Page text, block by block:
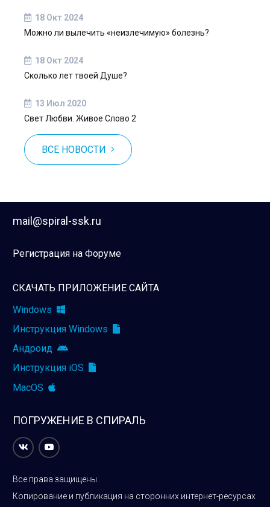
18 Окт 2024
Можно ли вылечить «неизлечимую» болезнь?
18 Окт 2024
Сколько лет твоей Душе?
13 Июл 2020
Свет Любви. Живое Слово 2
ВСЕ НОВОСТИ
mail@spiral-ssk.ru
Регистрация на Форуме
СКАЧАТЬ ПРИЛОЖЕНИЕ САЙТА
Windows
Инструкция Windows
Андроид
Инструкция iOS
MacOS
ПОГРУЖЕНИЕ В СПИРАЛЬ
Все права защищены.
Копирование и публикация на сторонних интернет-ресурсах